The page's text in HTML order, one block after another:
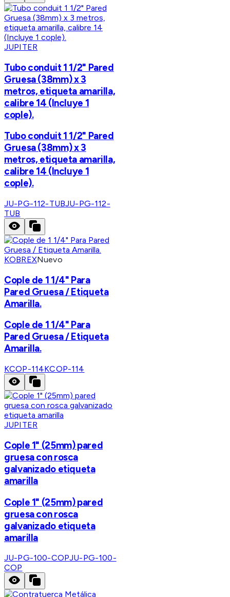
JUPITER
Tubo conduit 1 1/2" Pared
Gruesa (38mm) x 3
metros, etiqueta amarilla,
calibre 14 (Incluye 1
cople).
Tubo conduit 1 1/2" Pared
Gruesa (38mm) x 3
metros, etiqueta amarilla,
calibre 14 (Incluye 1
cople).
JU-PG-112-TUBJU-PG-112-
TUB
KOBREXNuevo
Cople de 1 1/4" Para
Pared Gruesa / Etiqueta
Amarilla.
Cople de 1 1/4" Para
Pared Gruesa / Etiqueta
Amarilla.
KCOP-114KCOP-114
JUPITER
Cople 1" (25mm) pared
gruesa con rosca
galvanizado etiqueta
amarilla
Cople 1" (25mm) pared
gruesa con rosca
galvanizado etiqueta
amarilla
JU-PG-100-COPJU-PG-100-
COP